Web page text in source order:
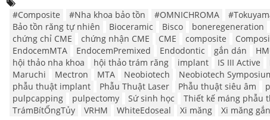
#Composite #Nha khoa bảo tồn #OMNICHROMA
Bảo tồn răng tự nhiên
Bioceramic Bisco boneregeneration
chứng chỉ CME
chứng nhận CME CME composite
EndocemMTA
EndocemPremixed Endodontic gắn dán
hội thảo nha khoa
hội thảo trám răng implant IS III Active
Maruchi
Mectron MTA Neobiotech Neobiotech
phẫu thuật implant
Phẫu Thuật Laser Phẫu thuật siêu âm
pulpcapping
pulpectomy Sứ sinh học Thiết kế máng phẫu
TrámBítỐngTủy
VRHM WhiteEdoseal Xi măng Xi măng